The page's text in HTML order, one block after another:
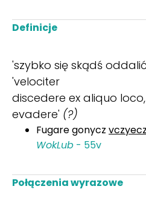
Definicje
'szybko się skądś
'velociter
discedere ex aliquo
evadere' (?)
Fugare gonycz vczyecz
WokLub - 55v
Połączenia wyrazowe